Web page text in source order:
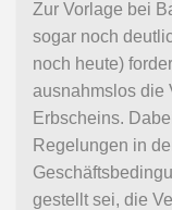
Zur Vorlage bei
sogar noch
noch heute)
ausnahmslos die
Erbscheins.
Regelungen in
gestellt sei, die